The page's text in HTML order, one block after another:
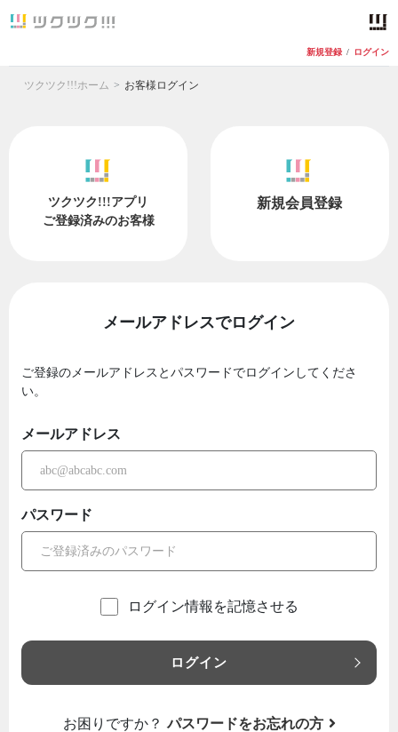
新規登録 / ログイン
ツクツク!!!ホーム お客様ログイン
ツクツク!!!アプリ
ご登録済みのお客様
新規会員登録
メールアドレスでログイン
ご登録のメールアドレスとパスワードでログインしてくださ
い。
メールアドレス
パスワード
ログイン情報を記憶させる
ログイン
お困りですか？ パスワードをお忘れの方